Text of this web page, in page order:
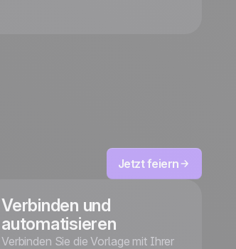
Jetzt feiern
Verbinden und
automatisieren
Verbinden Sie die Vorlage mit Ihrer